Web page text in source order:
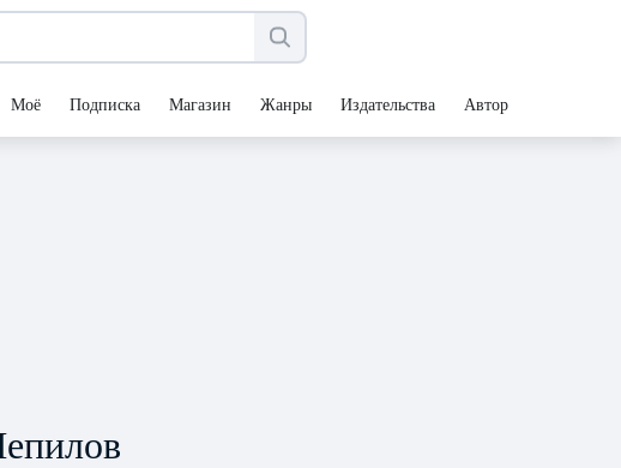
Моё Подписка Магазин Жанры Издательства Авторы